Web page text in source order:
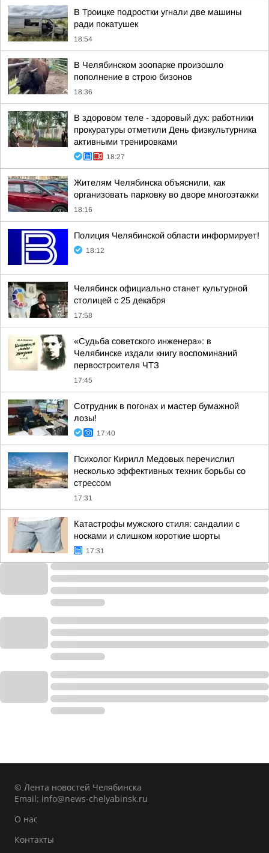
В Троицке подростки угнали две машины
ради покатушек
18:54
В Челябинском зоопарке произошло
пополнение в строю бизонов
18:36
В здоровом теле - здоровый дух: работники
прокуратуры отметили День физкультурника
активными тренировками
18:27
Жителям Челябинска объяснили, как
организовать парковку во дворе многоэтажки
18:16
Полиция Челябинской области информирует!
18:12
Челябинск официально станет культурной
столицей с 25 декабря
17:58
«Судьба советского инженера»: в
Челябинске издали книгу воспоминаний
первостроителя ЧТЗ
17:45
Сотрудник в погонах и мастер бумажной
лозы!
17:40
Психолог Кирилл Медовых перечислил
несколько эффективных техник борьбы со
стрессом
17:31
Катастрофы мужского стиля: сандалии с
носками и слишком короткие шорты
17:31
© Лента новостей Челябинска
Email: info@news-chelyabinsk.ru
О нас
Контакты